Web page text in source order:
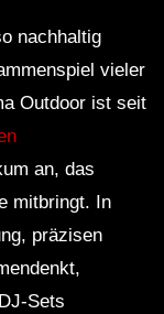
nachhaltig
vieler
Outdoor ist seit
an, das
mitbringt. In
präzisen
Sets